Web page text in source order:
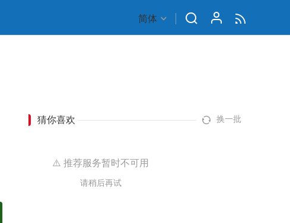
简体
猜你喜欢 换一批
⚠️ 推荐服务暂时不可用
请稍后再试